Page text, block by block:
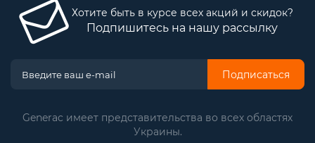
Хотите быть в курсе всех акций и скидок?
Подпишитесь на нашу рассылку
Подписаться
Generac имеет представительства во всех областях
Украины.